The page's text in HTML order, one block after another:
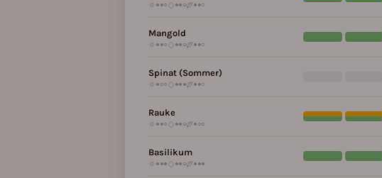
●●○ ●●○ ●●○
Mangold
●●○ ●●○ ●●○
Spinat (Sommer)
●○○ ●●● ●●○
Rauke
●●○ ●●○ ●○○
Basilikum
●●● ●●○ ●●●